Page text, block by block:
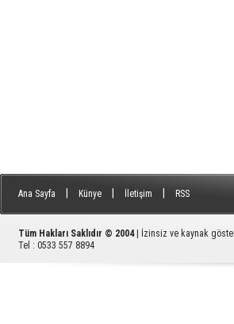
Ana Sayfa Künye İletişim RSS
Tüm Hakları Saklıdır © 2004
| İzinsiz ve kaynak
Tel : 0533 557 8894